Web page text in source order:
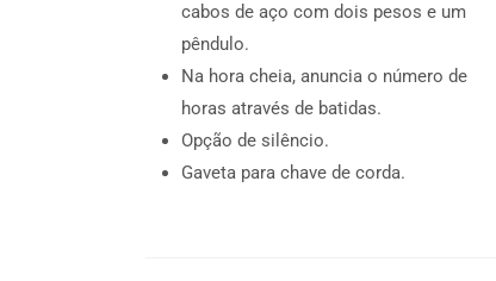
cabos de aço com dois pesos e um
pêndulo.
Na hora cheia, anuncia o número de
horas através de batidas.
Opção de silêncio.
Gaveta para chave de corda.